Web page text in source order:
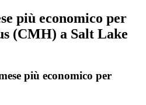
più economico per
(CMH) a Salt Lake
più economico per